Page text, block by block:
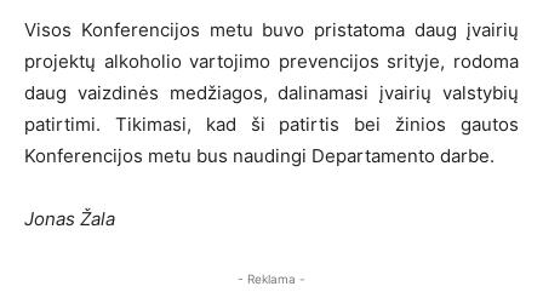
Visos Konferencijos metu buvo pristatoma daug įvairių
projektų alkoholio vartojimo prevencijos srityje, rodoma
daug vaizdinės medžiagos, dalinamasi įvairių valstybių
patirtimi. Tikimasi, kad ši patirtis bei žinios gautos
Konferencijos metu bus naudingi Departamento darbe.
Jonas Žala
- Reklama -